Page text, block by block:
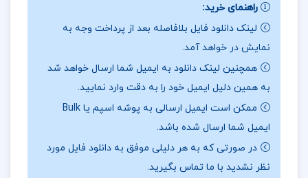
های بیشتر همراه
درباره و خلاصه کتاب روانشناسی تصویر ذهنی ماکسول
مالتز
ذهن ناسالم می‌تواند مانند یک خوره وجود انسان را
ببلعد و او را مسموم کند، در حالی که یک تصویر ذهنی
سالم می‌تواند مانند ویتامین به تقویت جسم و روح
انسان کمک کند و توان او را در مواجهه با مشکلات و
راهنمای خرید:
لینک دانلود فایل بلافاصله بعد از پرداخت وجه به
نمایش در خواهد آمد.
همچنین لینک دانلود به ایمیل شما ارسال خواهد شد
به همین دلیل ایمیل خود را به دقت وارد نمایید.
ممکن است ایمیل ارسالی به پوشه اسپم یا Bulk
ایمیل شما ارسال شده باشد.
در صورتی که به هر دلیلی موفق به دانلود فایل مورد
نظر نشدید با ما تماس بگیرید.